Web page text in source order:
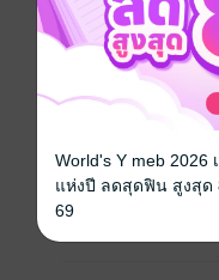
สนใจเวอร์ชัน
เวอร์ชันกระดาษมีวา
พิมพ์ จะไม่มีขายโดย
สั่ง
World's Y meb
แห่งปี ลดสุดฟิน สูงสุด
69